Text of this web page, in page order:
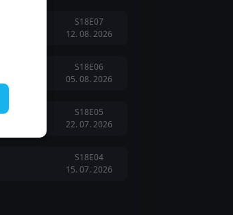
S18E07
12. 08. 2026
S18E06
05. 08. 2026
S18E05
22. 07. 2026
S18E04
15. 07. 2026